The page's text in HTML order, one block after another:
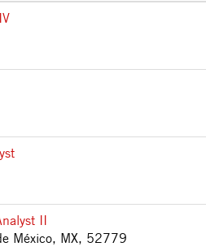
II
México, MX, 52779